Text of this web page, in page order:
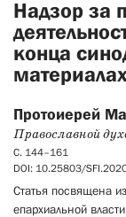
Надзор за
конца
Протоиерей
Православной
С. 144–161
DOI: 10.25803/
Статья посвящена
епархиальной